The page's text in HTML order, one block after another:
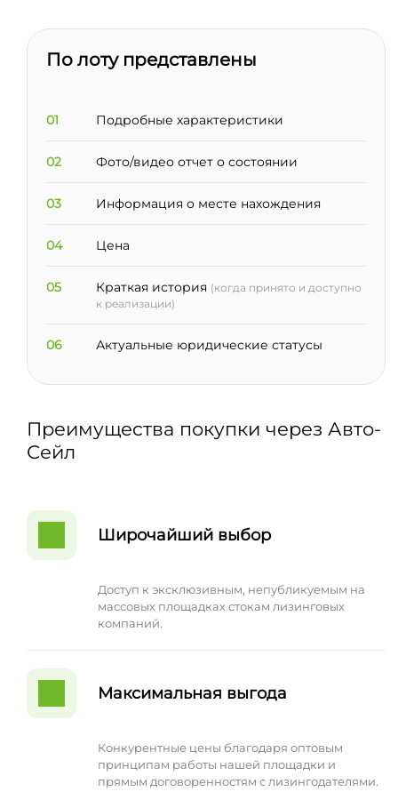
По лоту представлены
01 Подробные характеристики
02 Фото/видео отчет о состоянии
03 Информация о месте нахождения
04 Цена
05 Краткая история (когда принято и доступно
к реализации)
06 Актуальные юридические статусы
Преимущества покупки через Авто-
Сейл
Широчайший выбор
Доступ к эксклюзивным, непубликуемым на
массовых площадках стокам лизинговых
компаний.
Максимальная выгода
Конкурентные цены благодаря оптовым
принципам работы нашей площадки и
прямым договоренностям с лизингодателями.